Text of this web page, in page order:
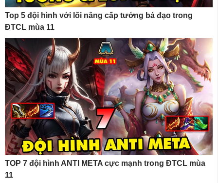
Top 5 đội hình với lõi nâng cấp tướng bá đạo trong
ĐTCL mùa 11
TOP 7 đội hình ANTI META cực mạnh trong ĐTCL mùa
11